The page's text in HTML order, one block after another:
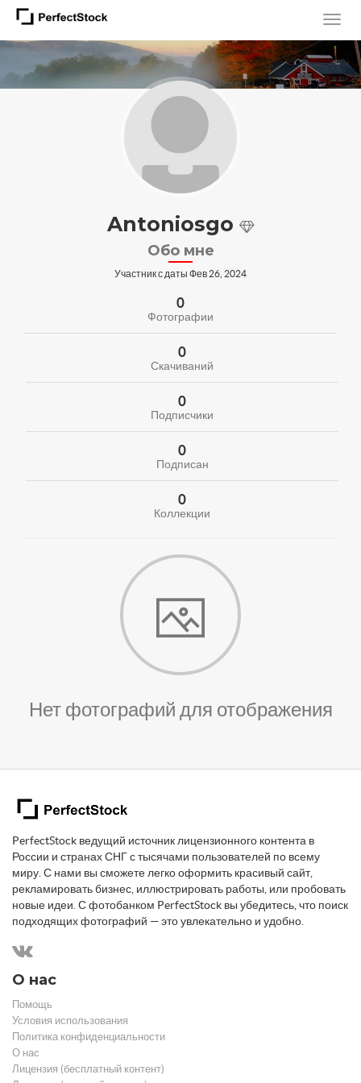
Antoniosgo
Обо мне
Участник с даты Фев 26, 2024
0
Фотографии
0
Скачиваний
0
Подписчики
0
Подписан
0
Коллекции
Нет фотографий для отображения
PerfectStock ведущий источник лицензионного контента в
России и странах СНГ с тысячами пользователей по всему
миру. С нами вы сможете легко оформить красивый сайт,
рекламировать бизнес, иллюстрировать работы, или пробовать
новые идеи. С фотобанком PerfectStock вы убедитесь, что поиск
подходящих фотографий — это увлекательно и удобно.
О нас
Помощь
Условия использования
Политика конфиденциальности
О нас
Лицензия (бесплатный контент)